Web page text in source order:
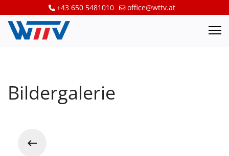
+43 650 5481010 office@wttv.at
Bildergalerie